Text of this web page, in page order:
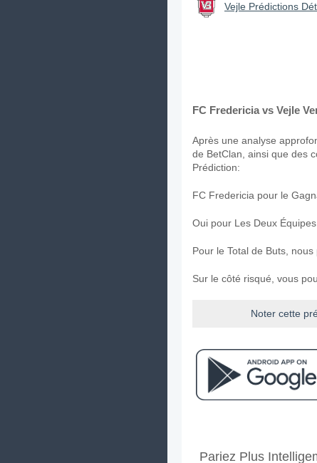
Vejle Prédictions
FC Fredericia vs Vejle
Après une analyse
de BetClan, ainsi que des
Prédiction:
FC Fredericia pour le
Oui pour Les Deux
Pour le Total de Buts,
Sur le côté risqué, vous
Noter cette
Le match entre FC
Pariez Plus